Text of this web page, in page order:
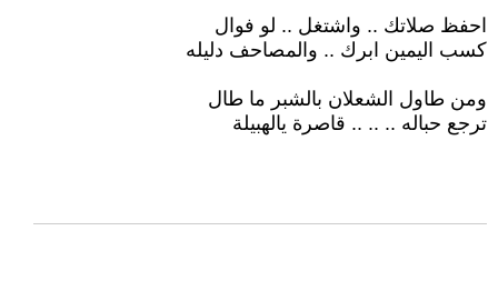
احفظ صلاتك .. واشتغل .. لو فوال
كسب اليمين ابرك .. والمصاحف دليله
ومن طاول الشعلان بالشبر ما طال
ترجع حباله .. .. .. قاصرة يالهبيلة